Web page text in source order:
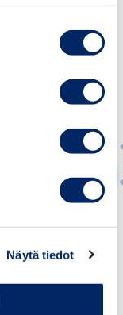
Näytä tiedot